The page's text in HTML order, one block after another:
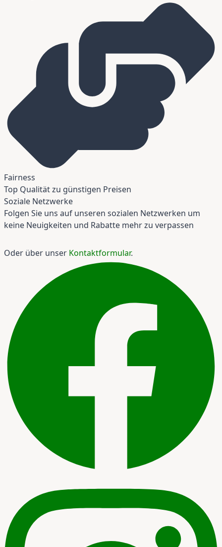
Fairness
Top Qualität zu günstigen Preisen
Soziale Netzwerke
Folgen Sie uns auf unseren sozialen Netzwerken um
keine Neuigkeiten und Rabatte mehr zu verpassen
Oder über unser Kontaktformular.